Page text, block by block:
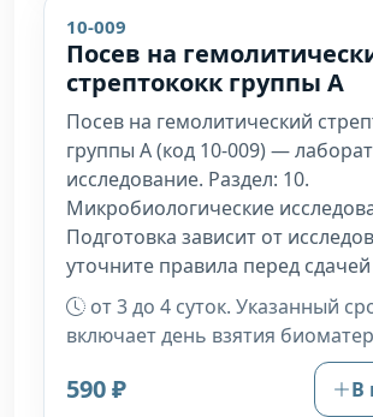
10-009
Посев на
стрептококк группы А
Посев на гемолитический
группы А (код 10-009) —
исследование. Раздел: 10.
Микробиологические
Подготовка зависит от
уточните правила перед
от 3 до 4 суток. Указанный
включает день взятия
590 ₽ В